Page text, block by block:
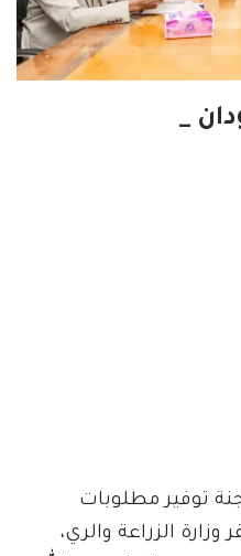
_
توفير مطلوبات
الزراعة والري،